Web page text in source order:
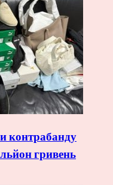
контрабанду
гривень